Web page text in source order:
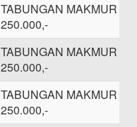
TABUNGAN MAKMUR
250.000,-
TABUNGAN MAKMUR
250.000,-
TABUNGAN MAKMUR
250.000,-